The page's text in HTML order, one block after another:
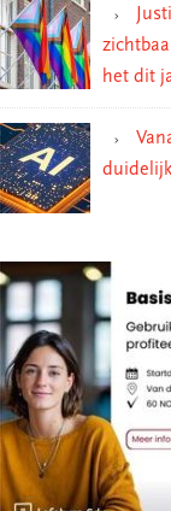
het dit